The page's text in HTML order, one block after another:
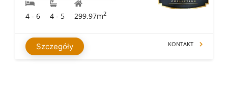
4 - 6 4 - 5 299.97m2
Szczegóły KONTAKT